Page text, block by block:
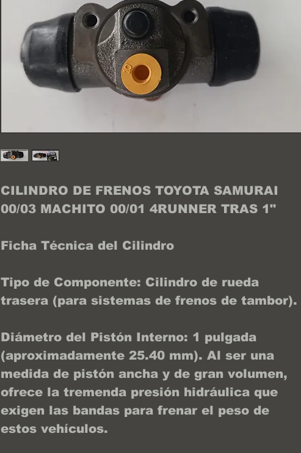
CILINDRO DE FRENOS TOYOTA SAMURAI
00/03 MACHITO 00/01 4RUNNER TRAS 1"
Ficha Técnica del Cilindro
Tipo de Componente: Cilindro de rueda
trasera (para sistemas de frenos de tambor).
Diámetro del Pistón Interno: 1 pulgada
(aproximadamente 25.40 mm). Al ser una
medida de pistón ancha y de gran volumen,
ofrece la tremenda presión hidráulica que
exigen las bandas para frenar el peso de
estos vehículos.